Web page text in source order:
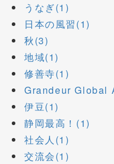
うなぎ(1)
日本の風習(1)
秋(3)
地域(1)
修善寺(1)
Grandeur Global
伊豆(1)
静岡最高！(1)
社会人(1)
交流会(1)